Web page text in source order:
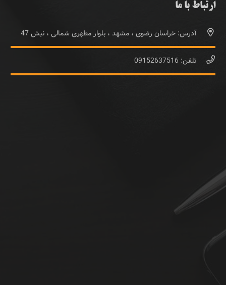
ارتباط با ما
آدرس: خراسان رضوی ، مشهد ، بلوار مطهری شمالی ، نبش 47
تلفن: 09152637516